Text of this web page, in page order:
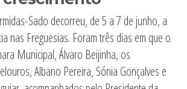
Sado decorreu, de 5 a 7 de junho, a
nas Freguesias. Foram três dias em que o
Municipal, Álvaro Beijinha, os
Albano Pereira, Sónia Gonçalves e